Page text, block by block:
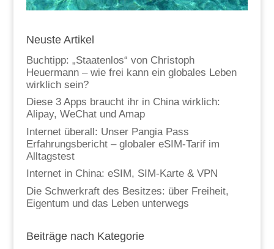
Neuste Artikel
Buchtipp: „Staatenlos“ von Christoph
Heuermann – wie frei kann ein globales Leben
wirklich sein?
Diese 3 Apps braucht ihr in China wirklich:
Alipay, WeChat und Amap
Internet überall: Unser Pangia Pass
Erfahrungsbericht – globaler eSIM-Tarif im
Alltagstest
Internet in China: eSIM, SIM-Karte & VPN
Die Schwerkraft des Besitzes: über Freiheit,
Eigentum und das Leben unterwegs
Beiträge nach Kategorie